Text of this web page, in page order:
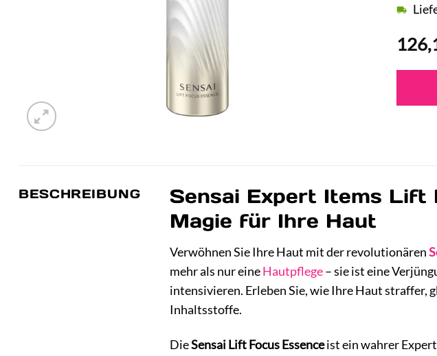
BESCHREIBUNG
Sensai Expert Items Lift
Magie für Ihre Haut
Verwöhnen Sie Ihre Haut mit der revolutionären
mehr als nur eineHautpflege– sie ist eine
intensivieren. Erleben Sie, wie Ihre Haut
Inhaltsstoffe.
DieSensai Lift Focus Essenceist ein wahrer